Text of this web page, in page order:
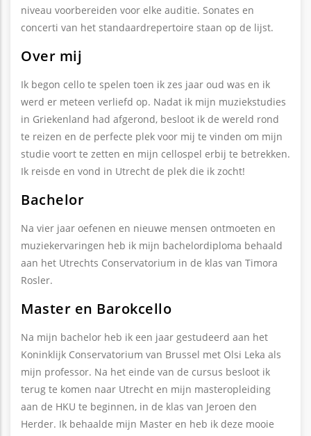
niveau voorbereiden voor elke auditie. Sonates en
concerti van het standaardrepertoire staan op de lijst.
Over mij
Ik begon cello te spelen toen ik zes jaar oud was en ik
werd er meteen verliefd op. Nadat ik mijn muziekstudies
in Griekenland had afgerond, besloot ik de wereld rond
te reizen en de perfecte plek voor mij te vinden om mijn
studie voort te zetten en mijn cellospel erbij te betrekken.
Ik reisde en vond in Utrecht de plek die ik zocht!
Bachelor
Na vier jaar oefenen en nieuwe mensen ontmoeten en
muziekervaringen heb ik mijn bachelordiploma behaald
aan het Utrechts Conservatorium in de klas van Timora
Rosler.
Master en Barokcello
Na mijn bachelor heb ik een jaar gestudeerd aan het
Koninklijk Conservatorium van Brussel met Olsi Leka als
mijn professor. Na het einde van de cursus besloot ik
terug te komen naar Utrecht en mijn masteropleiding
aan de HKU te beginnen, in de klas van Jeroen den
Herder. Ik behaalde mijn Master en heb ik deze mooie